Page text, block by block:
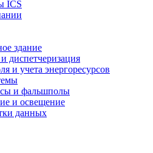
ICS
здание
диспетчеризация
и учета энергоресурсов
и фальшполы
и освещение
данных